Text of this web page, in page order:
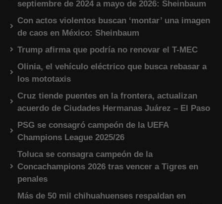
septiembre de 2024 a mayo de 2026: Sheinbaum
Con actos violentos buscan ‘montar’ una imagen
de caos en México: Sheinbaum
Trump afirma que podría no renovar el T-MEC
Olinia, el vehículo eléctrico que busca rebasar a
los mototaxis
Cruz tiende puentes en la frontera, actualizan
acuerdo de Ciudades Hermanas Juárez – El Paso
PSG se consagró campeón de la UEFA
Champions League 2025/26
Toluca se consagra campeón de la
Concachampions 2026 tras vencer a Tigres en
penales
Más de 50 mil chihuahuenses respaldan en